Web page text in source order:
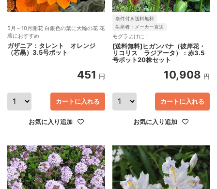
5月～10月開花 白銀色の葉に大輪の花 花
壇におすすめ
ガザニア：タレント オレンジ
（芯黒）3.5号ポット
451 円
カートに入れる
お気に入り追加
条件付き送料無料
生産者・メーカー直送
モグラよけに！
[送料無料]ヒガンバナ（彼岸花・
リコリス ラジアータ）：赤3.5
号ポット20株セット
10,908 円
カートに入れる
お気に入り追加